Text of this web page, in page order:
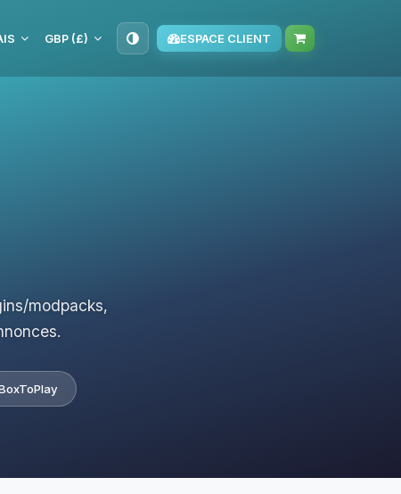
GBP (£) ESPACE CLIENT
modpacks,